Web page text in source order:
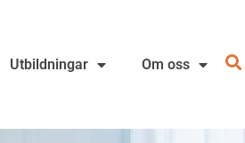
Utbildningar Om oss